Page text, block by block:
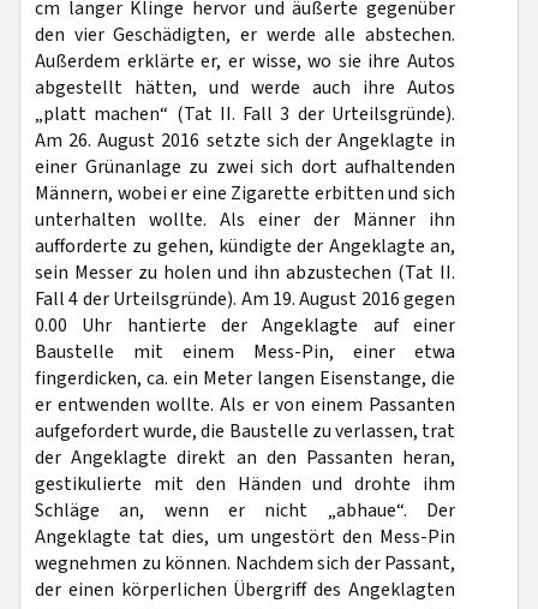
cm langer Klinge hervor und äußerte gegenüber
den vier Geschädigten, er werde alle abstechen.
Außerdem erklärte er, er wisse, wo sie ihre Autos
abgestellt hätten, und werde auch ihre Autos
„platt machen“ (Tat II. Fall 3 der Urteilsgründe).
Am 26. August 2016 setzte sich der Angeklagte in
einer Grünanlage zu zwei sich dort aufhaltenden
Männern, wobei er eine Zigarette erbitten und sich
unterhalten wollte. Als einer der Männer ihn
aufforderte zu gehen, kündigte der Angeklagte an,
sein Messer zu holen und ihn abzustechen (Tat II.
Fall 4 der Urteilsgründe). Am 19. August 2016 gegen
0.00 Uhr hantierte der Angeklagte auf einer
Baustelle mit einem Mess-Pin, einer etwa
fingerdicken, ca. ein Meter langen Eisenstange, die
er entwenden wollte. Als er von einem Passanten
aufgefordert wurde, die Baustelle zu verlassen, trat
der Angeklagte direkt an den Passanten heran,
gestikulierte mit den Händen und drohte ihm
Schläge an, wenn er nicht „abhaue“. Der
Angeklagte tat dies, um ungestört den Mess-Pin
wegnehmen zu können. Nachdem sich der Passant,
der einen körperlichen Übergriff des Angeklagten